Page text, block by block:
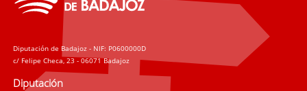
Diputación de Badajoz - NIF: P0600000D
c/ Felipe Checa, 23 - 06071 Badajoz
Diputación